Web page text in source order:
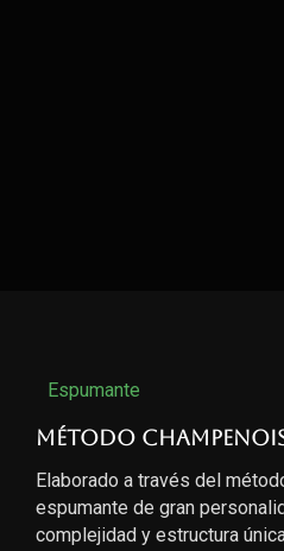
Espumante
Método
Elaborado a través del
espumante de gran
complejidad y estructura